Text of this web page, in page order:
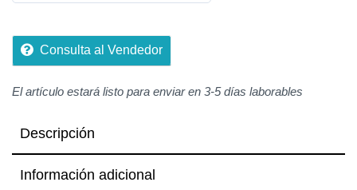
5
Consulta al Vendedor
El artículo estará listo para enviar en 3-5 días laborables
Descripción
Información adicional